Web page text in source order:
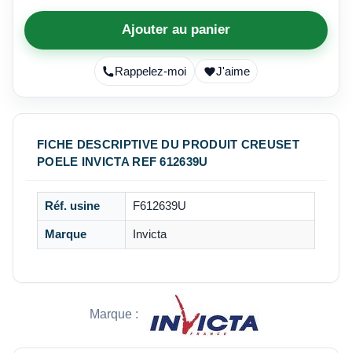
Ajouter au panier
Rappelez-moi J'aime
FICHE DESCRIPTIVE DU PRODUIT CREUSET
POELE INVICTA REF 612639U
Réf. usine F612639U
Marque Invicta
Marque :